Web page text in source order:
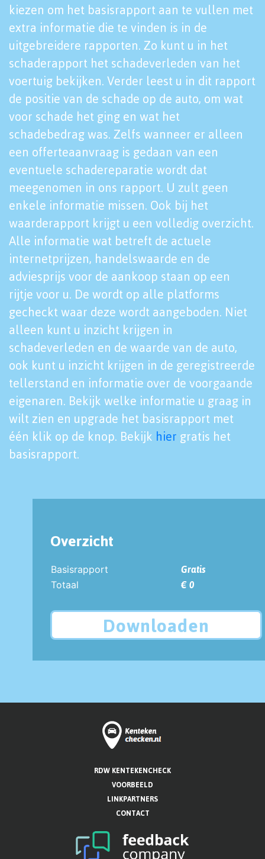
kiezen om het basisrapport aan te vullen met
extra informatie die te vinden is in de
uitgebreidere rapporten. Zo kunt u in het
schaderapport het schadeverleden van het
voertuig bekijken. Verder leest u in dit rapport
de positie van de schade op de auto, om wat
voor schade het ging en wat het
schadebedrag was. Zelfs wanneer er alleen
een offerteaanvraag is gedaan van een
eventuele schadereparatie wordt dat
meegenomen in ons rapport. U zult geen
enkele informatie missen. Ook bij het
waarderapport krijgt u een volledig overzicht.
Alle informatie wat betreft de actuele
internetprijzen, handelswaarde en de
adviesprijs voor de aankoop staan op een
rijtje voor u. De wordt op alle platforms
gecheckt waar deze wordt aangeboden. Niet
alleen kunt u inzicht krijgen in
schadeverleden en de waarde van de auto,
ook kunt u inzicht krijgen in de geregistreerde
tellerstand en informatie over de voorgaande
eigenaren. Bekijk welke informatie u graag in
wilt zien en upgrade het basisrapport met
één klik op de knop. Bekijk hier gratis het
basisrapport.
Overzicht
Basisrapport
Gratis
Totaal
€ 0
Downloaden
RDW KENTEKENCHECK
VOORBEELD
LINKPARTNERS
CONTACT